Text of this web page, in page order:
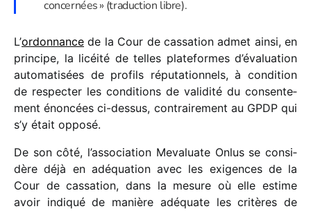
concer­nées » (traduc­tion libre).
L’ordon­nance de la Cour de cassa­tion admet ainsi, en
prin­cipe, la licéité de telles plate­formes d’évaluation
auto­ma­ti­sées de profils répu­ta­tion­nels, à condi­tion
de respec­ter les condi­tions de vali­dité du consen­te­
ment énon­cées ci-dessus, contrai­re­ment au GPDP qui
s’y était opposé.
De son côté, l’association Mevaluate Onlus se consi­
dère déjà en adéqua­tion avec les exigences de la
Cour de cassa­tion, dans la mesure où elle estime
avoir indi­qué de manière adéquate les critères de